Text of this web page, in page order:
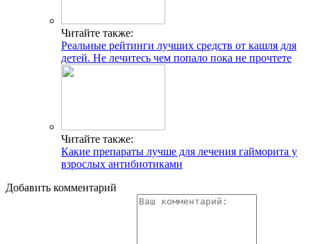
Читайте также:
Реальные рейтинги лучших средств от кашля для
детей. Не лечитесь чем попало пока не прочтете
Читайте также:
Какие препараты лучше для лечения гайморита у
взрослых антибиотиками
Добавить комментарий